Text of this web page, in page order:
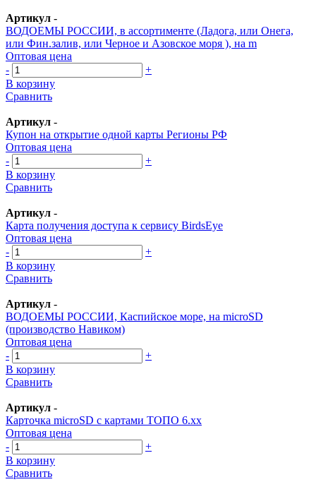
Артикул -
ВОДОЕМЫ РОССИИ, в ассортименте (Ладога, или Онега,
или Фин.залив, или Черное и Азовское моря ), на m
Оптовая цена
-
+
В корзину
Сравнить
Артикул -
Купон на открытие одной карты Регионы РФ
Оптовая цена
-
+
В корзину
Сравнить
Артикул -
Карта получения доступа к сервису BirdsEye
Оптовая цена
-
+
В корзину
Сравнить
Артикул -
ВОДОЕМЫ РОССИИ, Каспийское море, на microSD
(производство Навиком)
Оптовая цена
-
+
В корзину
Сравнить
Артикул -
Карточка microSD с картами ТОПО 6.xx
Оптовая цена
-
+
В корзину
Сравнить